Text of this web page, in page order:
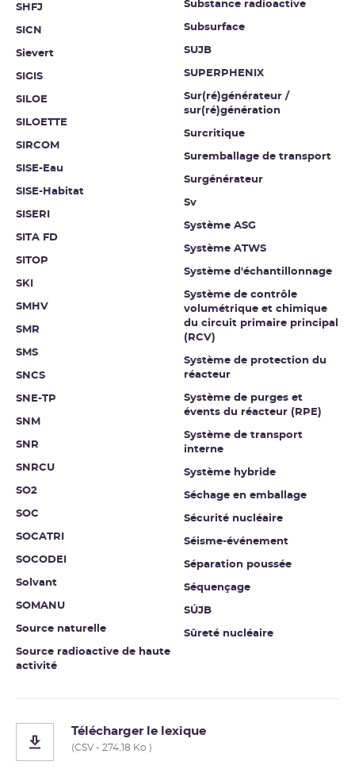
SHFJ
SICN
Sievert
SIGIS
SILOE
SILOETTE
SIRCOM
SISE-Eau
SISE-Habitat
SISERI
SITA FD
SITOP
SKI
SMHV
SMR
SMS
SNCS
SNE-TP
SNM
SNR
SNRCU
SO2
SOC
SOCATRI
SOCODEI
Solvant
SOMANU
Source naturelle
Source radioactive de haute
activité
Substance radioactive
Subsurface
SUJB
SUPERPHENIX
Sur(ré)générateur /
sur(ré)génération
Surcritique
Suremballage de transport
Surgénérateur
Sv
Système ASG
Système ATWS
Système d'échantillonnage
Système de contrôle
volumétrique et chimique
du circuit primaire principal
(RCV)
Système de protection du
réacteur
Système de purges et
évents du réacteur (RPE)
Système de transport
interne
Système hybride
Séchage en emballage
Sécurité nucléaire
Séisme-événement
Séparation poussée
Séquençage
SÚJB
Sûreté nucléaire
Télécharger le lexique
(CSV - 274.18 Ko )